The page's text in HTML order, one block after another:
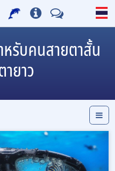
รับคนสายตาสั้น
ยาว